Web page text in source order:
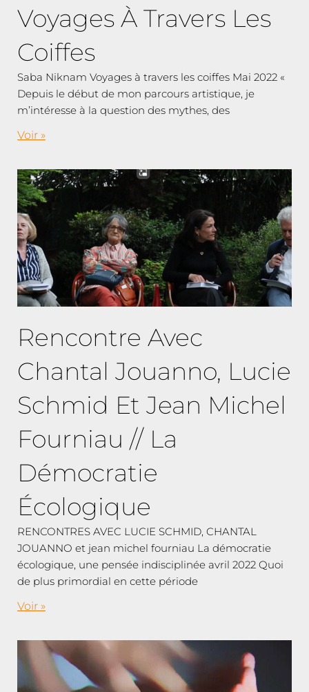
Voyages À Travers Les
Coiffes
Saba Niknam Voyages à travers les coiffes Mai 2022 «
Depuis le début de mon parcours artistique, je
m’intéresse à la question des mythes, des
Voir »
Rencontre Avec
Chantal Jouanno, Lucie
Schmid Et Jean Michel
Fourniau // La
Démocratie
Écologique
RENCONTRES AVEC LUCIE SCHMID, CHANTAL
JOUANNO et jean michel fourniau La démocratie
écologique, une pensée indisciplinée avril 2022 Quoi
de plus primordial en cette période
Voir »